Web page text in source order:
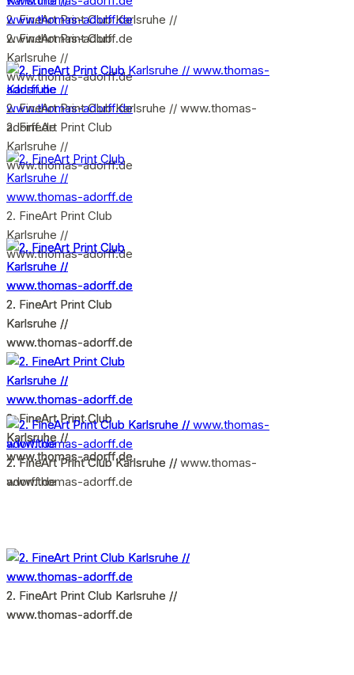
2. FineArt Print Club Karlsruhe //
www.thomas-adorff.de
2. FineArt Print Club
Karlsruhe //
www.thomas-adorff.de
2. FineArt Print Club
Karlsruhe //
www.thomas-adorff.de
2. FineArt Print Club
Karlsruhe //
www.thomas-adorff.de
2. FineArt Print Club Karlsruhe // www.thomas-
adorff.de
2. FineArt Print Club
Karlsruhe //
www.thomas-adorff.de
2. FineArt Print Club
Karlsruhe //
www.thomas-adorff.de
2. FineArt Print Club
Karlsruhe //
www.thomas-adorff.de
2. FineArt Print Club
Karlsruhe //
www.thomas-adorff.de
2. FineArt Print Club Karlsruhe // www.thomas-
adorff.de
2. FineArt Print Club Karlsruhe //
www.thomas-adorff.de
2. FineArt Print Club Karlsruhe //
www.thomas-adorff.de
2. FineArt Print Club Karlsruhe //
www.thomas-adorff.de